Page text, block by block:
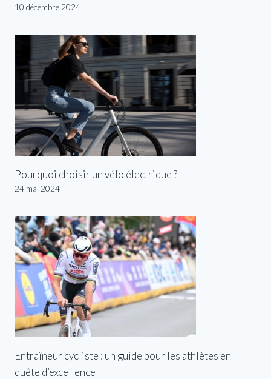
10 décembre 2024
Pourquoi choisir un vélo électrique ?
24 mai 2024
Entraîneur cycliste : un guide pour les athlètes en
quête d’excellence